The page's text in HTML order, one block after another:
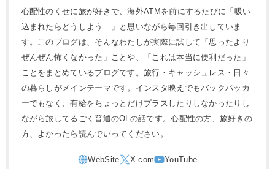
心配性のくせに旅が好きで、海外ATMを前にするたびに「吸い
込まれたらどうしよう…」と思いながら毎回引き出していま
す。このブログは、そんなわたしが実際に試して「思ったより
ぜんぜん怖くなかった」ことや、「これは本当に便利だった」
ことをまとめているブログです。旅行・キャッシュレス・日々
の暮らしがメインテーマです。インスタ映えでもバックパッカ
ーでもなく、有給をちょっとだけプラスしたりしなかったりし
ながら旅してるごく普通のOLの話です。心配性の方、旅好きの
方、よかったら読んでいってください。